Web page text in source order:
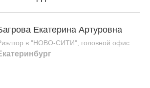
Екатерина Артуровна
в "НОВО-СИТИ", головной офис